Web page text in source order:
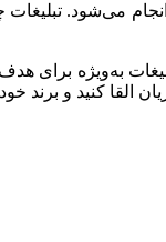
می‌شود. تبلیغات
به‌ویژه برای
کنید و برند خود